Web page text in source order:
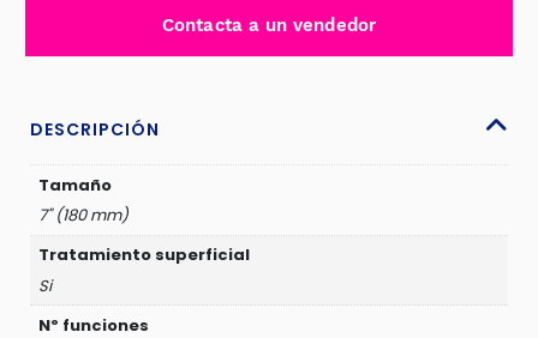
APALANCAMIENTO
-
cantidad
Contacta a un vendedor
DESCRIPCIÓN
Tamaño
7" (180 mm)
Tratamiento superficial
Si
Nº funciones